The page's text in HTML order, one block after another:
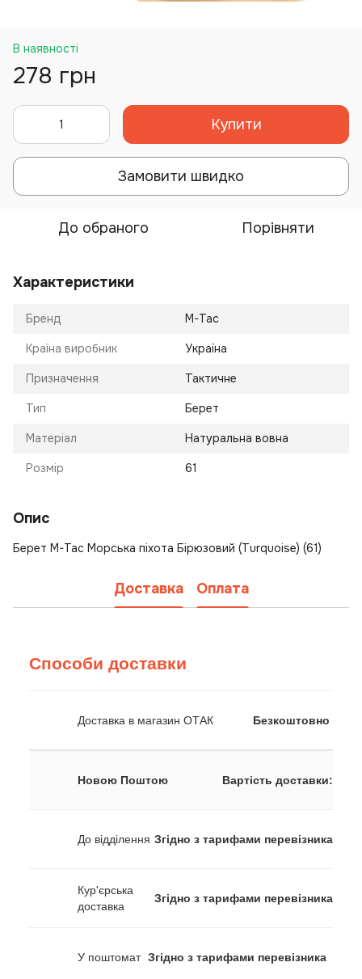
В наявності
278 грн
Купити
Замовити швидко
До обраного Порівняти
Характеристики
Бренд M-Tac
Країна виробник Україна
Призначення Тактичне
Тип Берет
Матеріал Натуральна вовна
Розмір 61
Опис
Берет M-Tac Морська піхота Бірюзовий (Turquoise) (61)
Доставка Оплата
Способи доставки
Доставка в магазин ОТАК Безкоштовно
Новою Поштою Вартість доставки:
До відділення Згідно з тарифами перевізника
Кур'єрська
доставка
Згідно з тарифами перевізника
У поштомат Згідно з тарифами перевізника